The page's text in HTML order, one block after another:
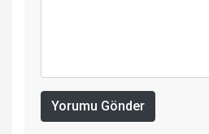
Yorumu Gönder